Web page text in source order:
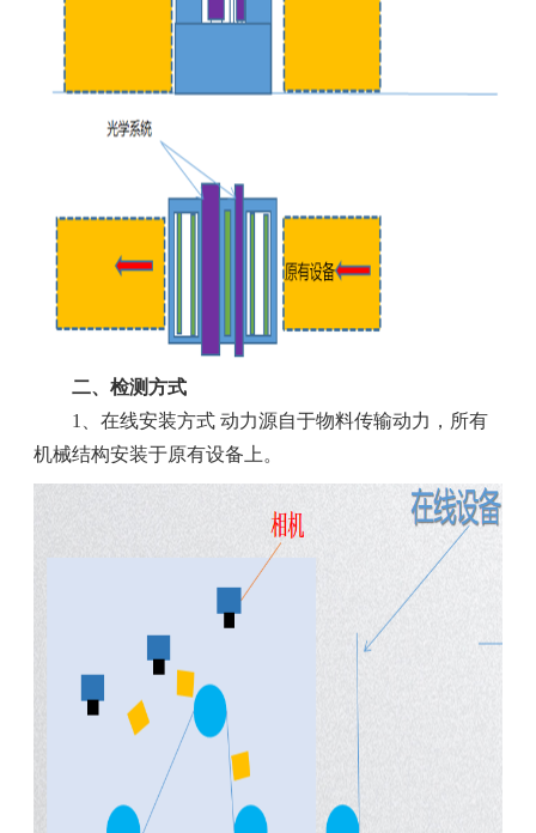
二、检测方式
1、在线安装方式 动力源自于物料传输动力，所有
机械结构安装于原有设备上。